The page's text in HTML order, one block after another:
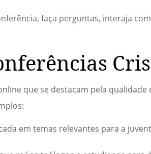
faça perguntas, interaja
que se destacam pela
em temas relevantes para a